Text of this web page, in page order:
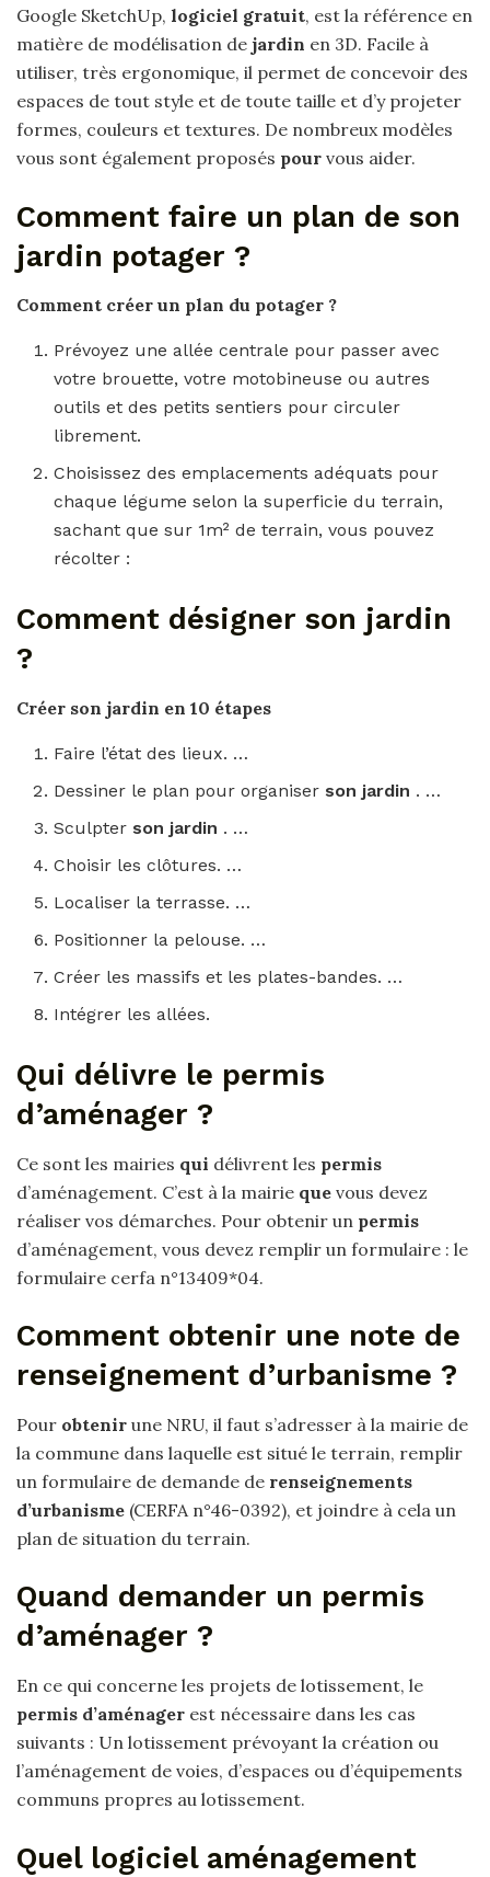
Google SketchUp, logiciel gratuit, est la référence en
matière de modélisation de jardin en 3D. Facile à
utiliser, très ergonomique, il permet de concevoir des
espaces de tout style et de toute taille et d’y projeter
formes, couleurs et textures. De nombreux modèles
vous sont également proposés pour vous aider.
Comment faire un plan de son
jardin potager ?
Comment créer un plan du potager ?
Prévoyez une allée centrale pour passer avec
votre brouette, votre motobineuse ou autres
outils et des petits sentiers pour circuler
librement.
Choisissez des emplacements adéquats pour
chaque légume selon la superficie du terrain,
sachant que sur 1m² de terrain, vous pouvez
récolter :
Comment désigner son jardin
?
Créer son jardin en 10 étapes
Faire l’état des lieux. …
Dessiner le plan pour organiser son jardin . …
Sculpter son jardin . …
Choisir les clôtures. …
Localiser la terrasse. …
Positionner la pelouse. …
Créer les massifs et les plates-bandes. …
Intégrer les allées.
Qui délivre le permis
d’aménager ?
Ce sont les mairies qui délivrent les permis
d’aménagement. C’est à la mairie que vous devez
réaliser vos démarches. Pour obtenir un permis
d’aménagement, vous devez remplir un formulaire : le
formulaire cerfa n°13409*04.
Comment obtenir une note de
renseignement d’urbanisme ?
Pour obtenir une NRU, il faut s’adresser à la mairie de
la commune dans laquelle est situé le terrain, remplir
un formulaire de demande de renseignements
d’urbanisme (CERFA n°46-0392), et joindre à cela un
plan de situation du terrain.
Quand demander un permis
d’aménager ?
En ce qui concerne les projets de lotissement, le
permis d’aménager est nécessaire dans les cas
suivants : Un lotissement prévoyant la création ou
l’aménagement de voies, d’espaces ou d’équipements
communs propres au lotissement.
Quel logiciel aménagement